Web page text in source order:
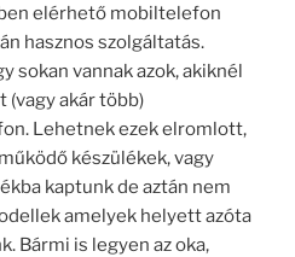
elérhető mobiltelefon
hasznos szolgáltatás.
sokan vannak azok, akiknél
akár több)
Lehetnek ezek elromlott,
készülékek, vagy
kaptunk de aztán nem
amelyek helyett azóta
Bármi is legyen az oka,